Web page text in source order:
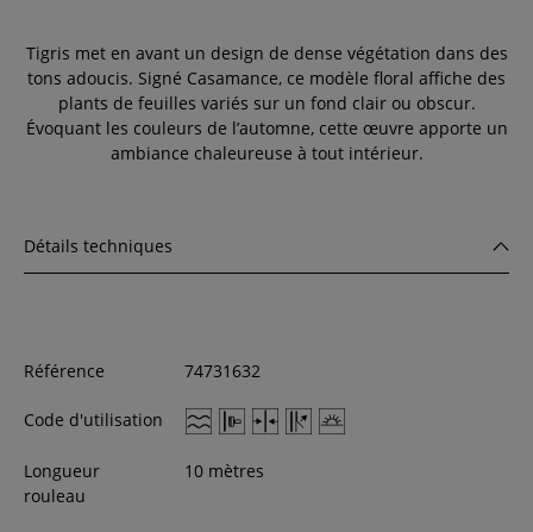
Tigris met en avant un design de dense végétation dans des
tons adoucis. Signé Casamance, ce modèle floral affiche des
plants de feuilles variés sur un fond clair ou obscur.
Évoquant les couleurs de l’automne, cette œuvre apporte un
ambiance chaleureuse à tout intérieur.
Détails techniques
Référence 74731632
Code d'utilisation
Longueur
rouleau
10 mètres